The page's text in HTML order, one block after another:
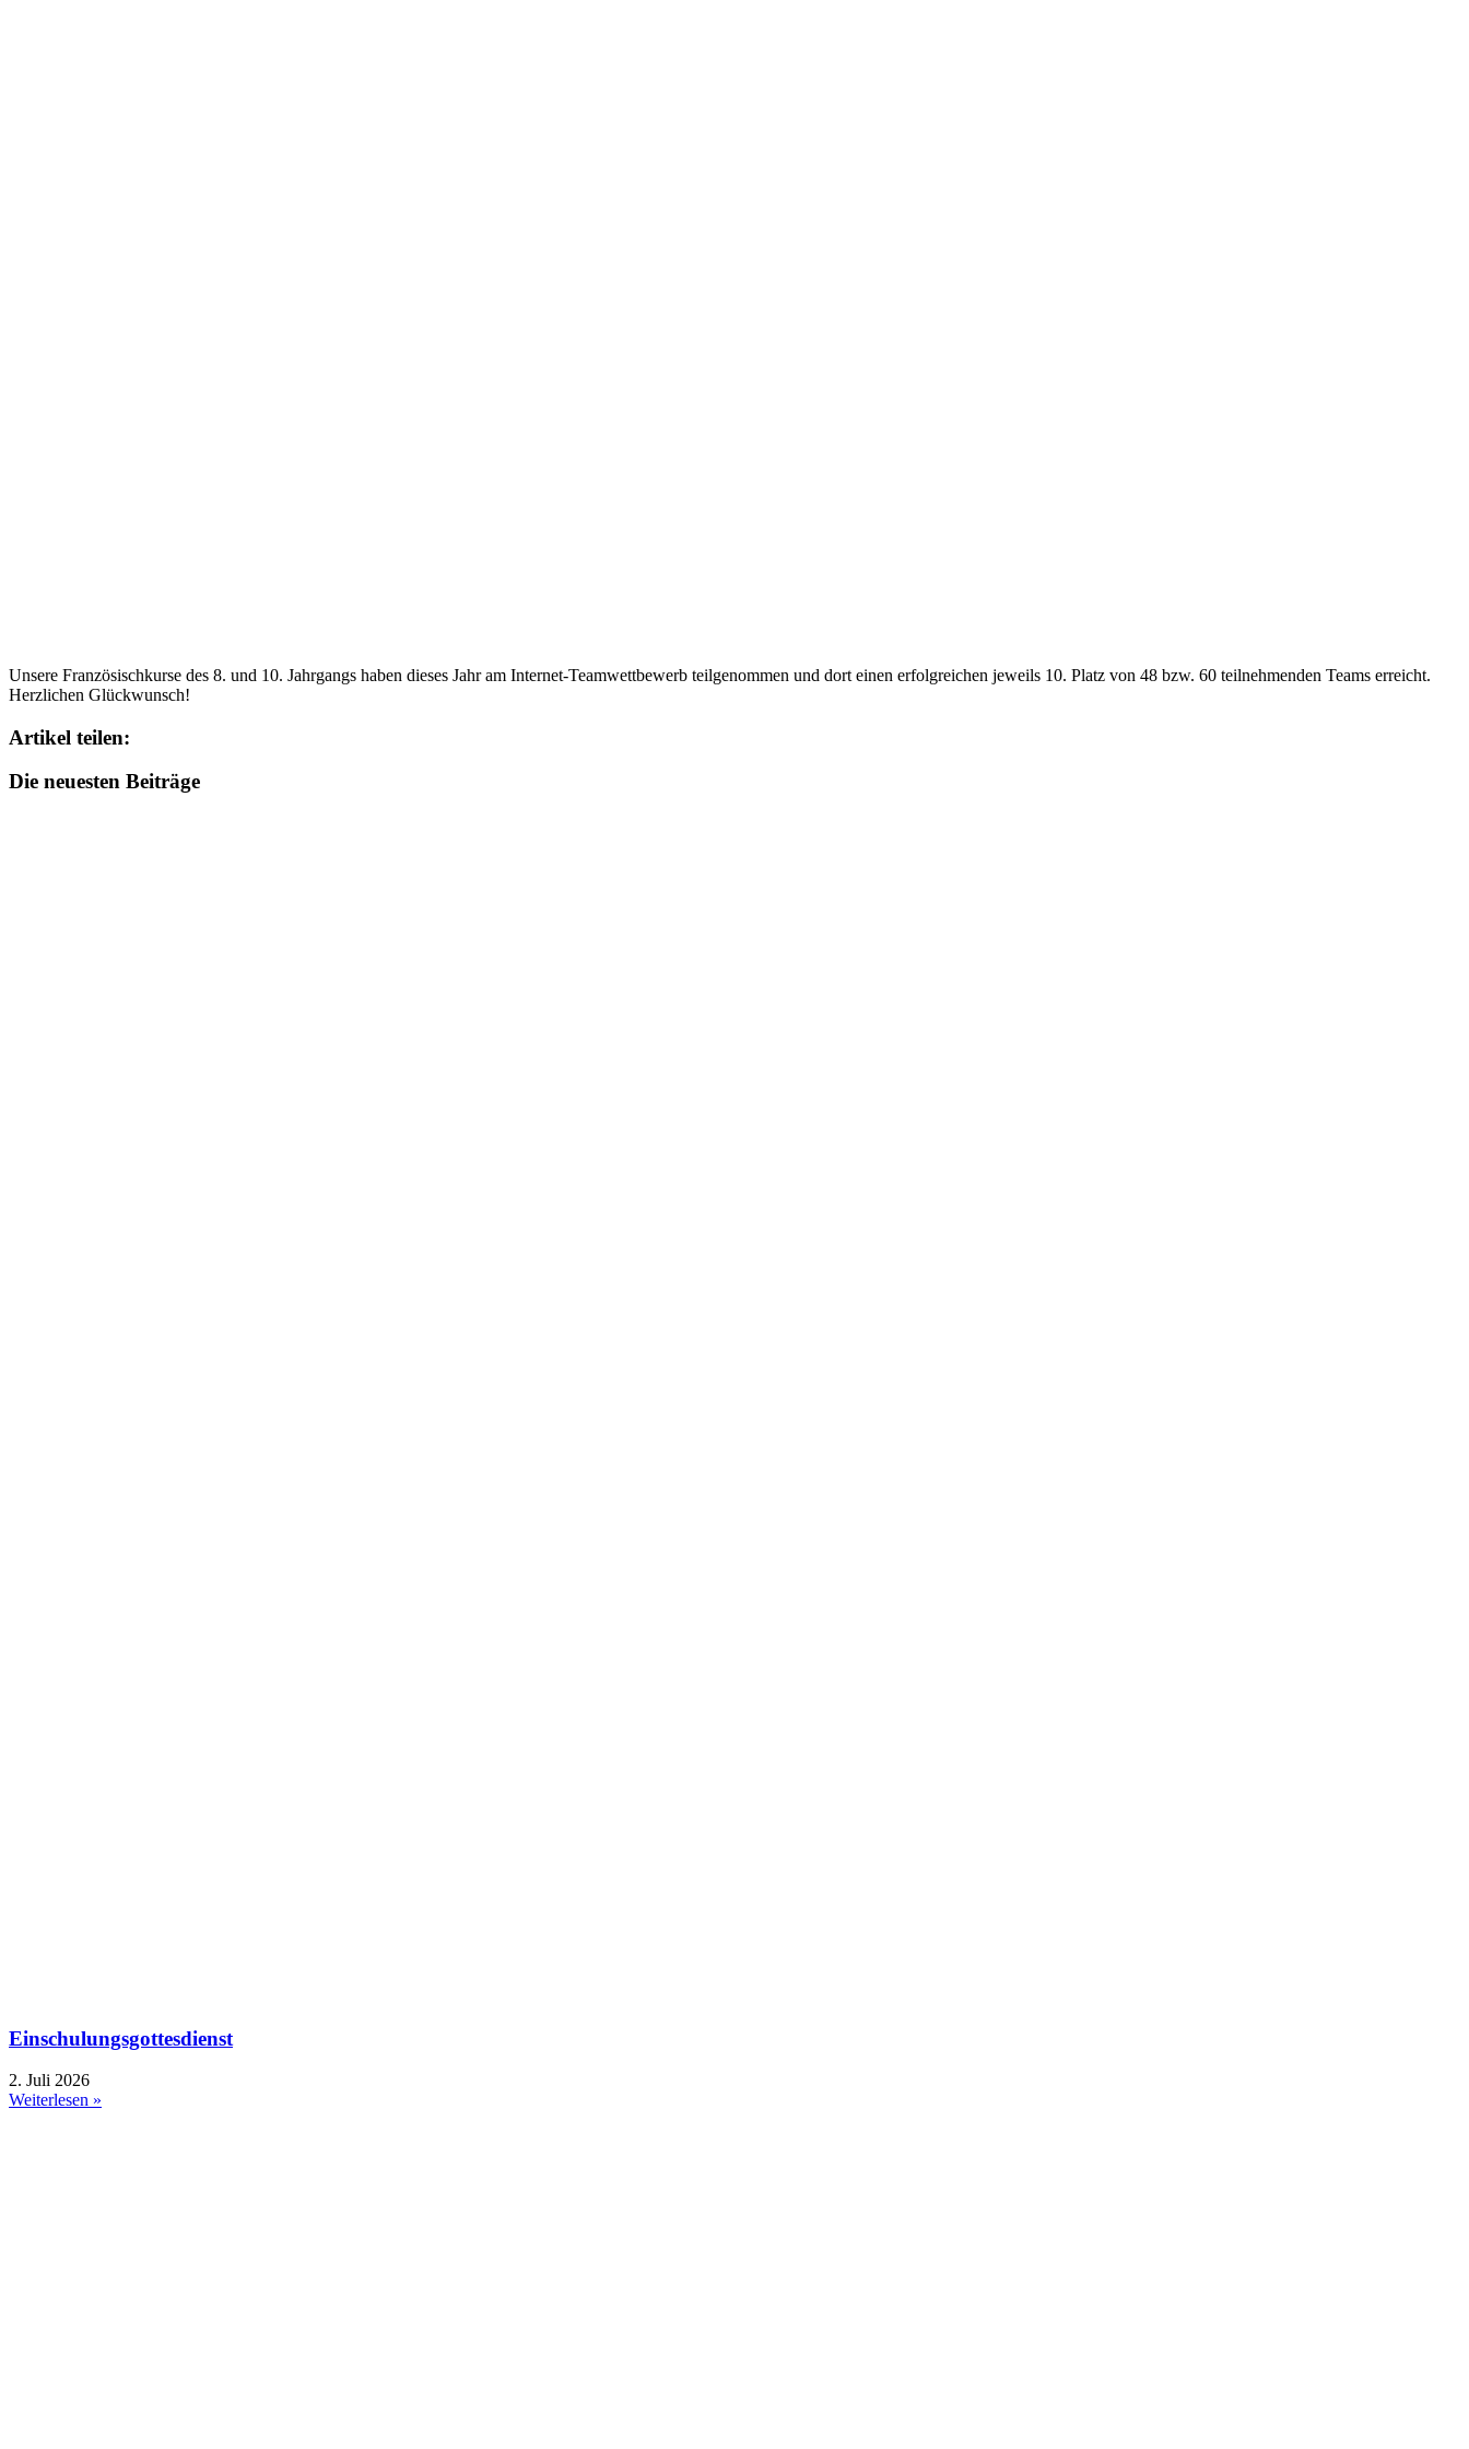
Unsere Französischkurse des 8. und 10. Jahrgangs haben dieses Jahr am Internet-Teamwettbewerb teilgenommen und dort einen erfolgreichen jeweils 10. Platz von 48 bzw. 60 teilnehmenden Teams erreicht.
Herzlichen Glückwunsch!
Artikel teilen:
Die neuesten Beiträge
Einschulungsgottesdienst
2. Juli 2026
Weiterlesen »